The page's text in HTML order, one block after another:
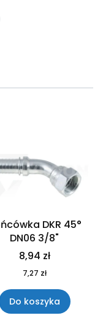
DKR 45°
DN06 3/8"
8,94 zł
7,27 zł
Do koszyka